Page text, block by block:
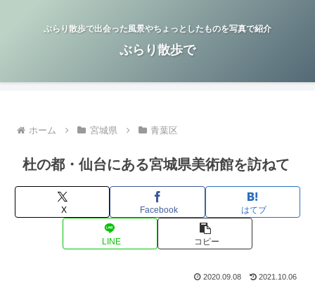
ぶらり散歩で出会った風景やちょっとしたものを写真で紹介
ぶらり散歩で
ホーム 宮城県 青葉区
杜の都・仙台にある宮城県美術館を訪ねて
X Facebook はてブ
LINE コピー
2020.09.08 2021.10.06